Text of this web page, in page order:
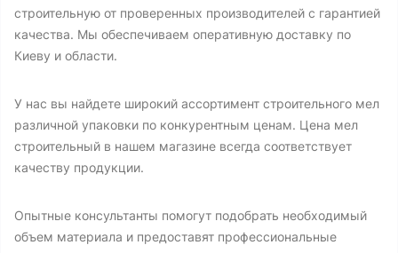
строительную от проверенных производителей с гарантией
качества. Мы обеспечиваем оперативную доставку по
Киеву и области.
У нас вы найдете широкий ассортимент строительного мел
различной упаковки по конкурентным ценам. Цена мел
строительный в нашем магазине всегда соответствует
качеству продукции.
Опытные консультанты помогут подобрать необходимый
объем материала и предоставят профессиональные